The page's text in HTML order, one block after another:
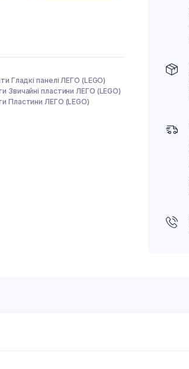
Гладкі панелі ЛЕГО (LEGO)
Звичайні пластини ЛЕГО (LEGO)
Пластини ЛЕГО (LEGO)